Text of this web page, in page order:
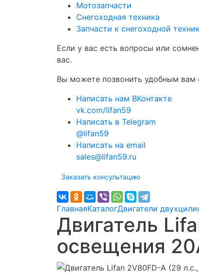
Мотозапчасти
Снегоходная техника
Запчасти к снегоходной
Если у вас есть вопросы или
вас.
Вы можете позвонить удобным
Написать нам ВКонтакте
vk.com/lifan59
Написать в Telegram
@lifan59
Написать на email
sales@lifan59.ru
Заказать консультацию
ГлавнаяКаталогДвигатели
Двигатель
освещения